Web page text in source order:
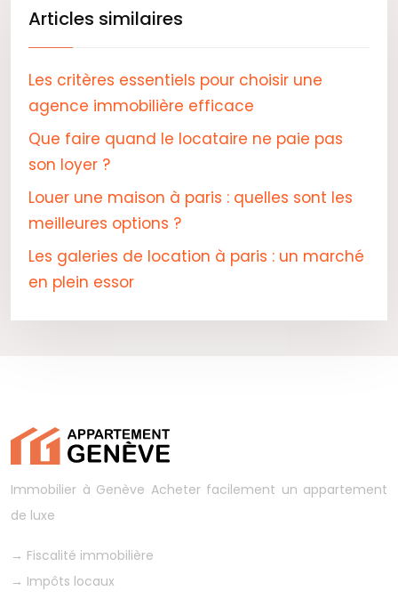
Articles similaires
Les critères essentiels pour choisir une
agence immobilière efficace
Que faire quand le locataire ne paie pas
son loyer ?
Louer une maison à paris : quelles sont les
meilleures options ?
Les galeries de location à paris : un marché
en plein essor
Immobilier à Genève Acheter facilement un appartement
de luxe
→ Fiscalité immobilière
→ Impôts locaux